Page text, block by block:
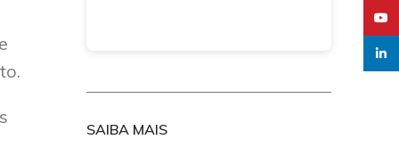
SAIBA MAIS